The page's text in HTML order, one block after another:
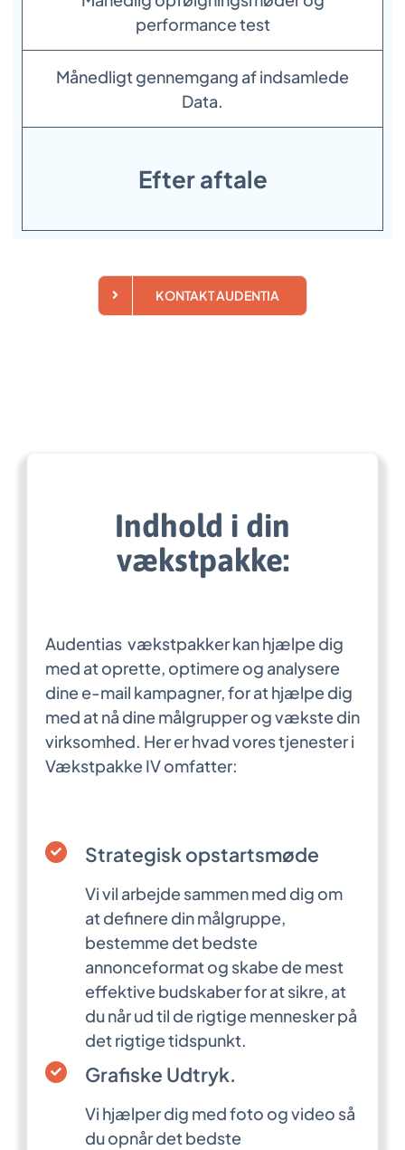
performance test
Månedligt gennemgang af indsamlede
Data.
Efter aftale
KONTAKT AUDENTIA
Indhold i din
vækstpakke:
Audentias vækstpakker kan hjælpe dig
med at oprette, optimere og analysere
dine e-mail kampagner, for at hjælpe dig
med at nå dine målgrupper og vækste din
virksomhed. Her er hvad vores tjenester i
Vækstpakke IV omfatter:
Strategisk opstartsmøde
Vi vil arbejde sammen med dig om
at definere din målgruppe,
bestemme det bedste
annonceformat og skabe de mest
effektive budskaber for at sikre, at
du når ud til de rigtige mennesker på
det rigtige tidspunkt.
Grafiske Udtryk.
Vi hjælper dig med foto og video så
du opnår det bedste